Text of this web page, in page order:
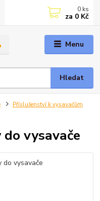
Menu
Hledat
0 ks
za 0 Kč
Příslušenství k vysavačům
vysavače